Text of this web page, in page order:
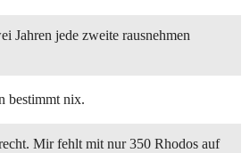
Jahren jede zweite rausnehmen
bestimmt nix.
Mir fehlt mit nur 350 Rhodos auf